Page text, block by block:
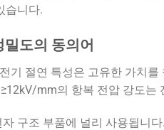
습니다.
도의 동의어
기 절연 특성은 고유한 가치를
mm의 항복 전압 강도
구조 부품에 널리 사용됩니